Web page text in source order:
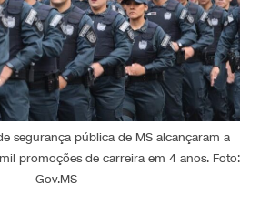
segurança pública de MS alcançaram a
promoções de carreira em 4 anos. Foto:
Gov.MS